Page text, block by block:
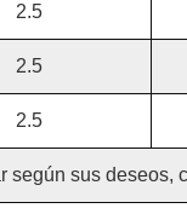
2.5
2.5
2.5
sus deseos,